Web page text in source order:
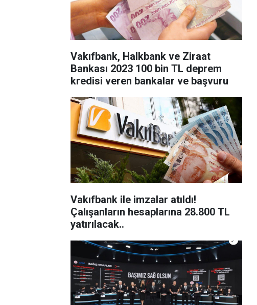
Vakıfbank, Halkbank ve Ziraat
Bankası 2023 100 bin TL deprem
kredisi veren bankalar ve başvuru
Vakıfbank ile imzalar atıldı!
Çalışanların hesaplarına 28.800 TL
yatırılacak..